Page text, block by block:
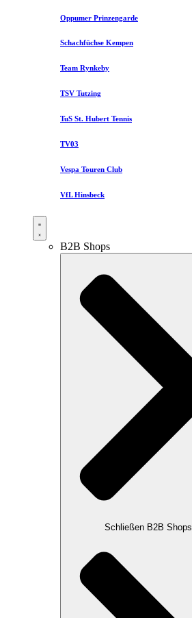
Oppumer Prinzengarde
Schachfüchse Kempen
Team Rynkeby
TSV Tutzing
TuS St. Hubert Tennis
TV03
Vespa Touren Club
VfL Hinsbeck
B2B Shops
Schließen B2B Shops